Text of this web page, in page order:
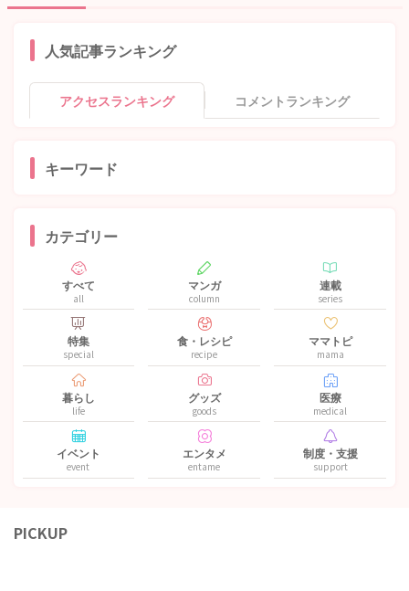
人気記事ランキング
アクセスランキング コメントランキング
キーワード
カテゴリー
すべて
all
マンガ
column
連載
series
特集
special
食・レシピ
recipe
ママトピ
mama
暮らし
life
グッズ
goods
医療
medical
イベント
event
エンタメ
entame
制度・支援
support
PICKUP